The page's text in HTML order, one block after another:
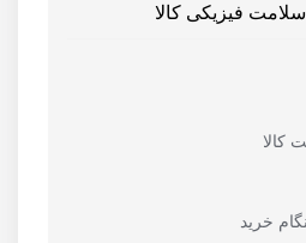
بادی
فیزیکی کالا
کالا
خرید